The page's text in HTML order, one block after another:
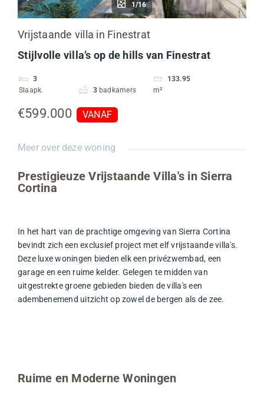
1/16
Vrijstaande villa in Finestrat
Stijlvolle villa’s op de hills van Finestrat
3
Slaapk.
3 badkamers
133.95
m²
€599.000 VANAF
Meer over deze woning
Prestigieuze Vrijstaande Villa's in Sierra
Cortina
In het hart van de prachtige omgeving van Sierra Cortina
bevindt zich een exclusief project met elf vrijstaande villa's.
Deze luxe woningen bieden elk een privézwembad, een
garage en een ruime kelder. Gelegen te midden van
uitgestrekte groene gebieden bieden de villa's een
adembenemend uitzicht op zowel de bergen als de zee.
Ruime en Moderne Woningen